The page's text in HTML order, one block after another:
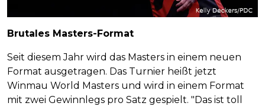
Brutales Masters-Format
Seit diesem Jahr wird das Masters in einem neuen
Format ausgetragen. Das Turnier heißt jetzt
Winmau World Masters und wird in einem Format
mit zwei Gewinnlegs pro Satz gespielt. "Das ist toll